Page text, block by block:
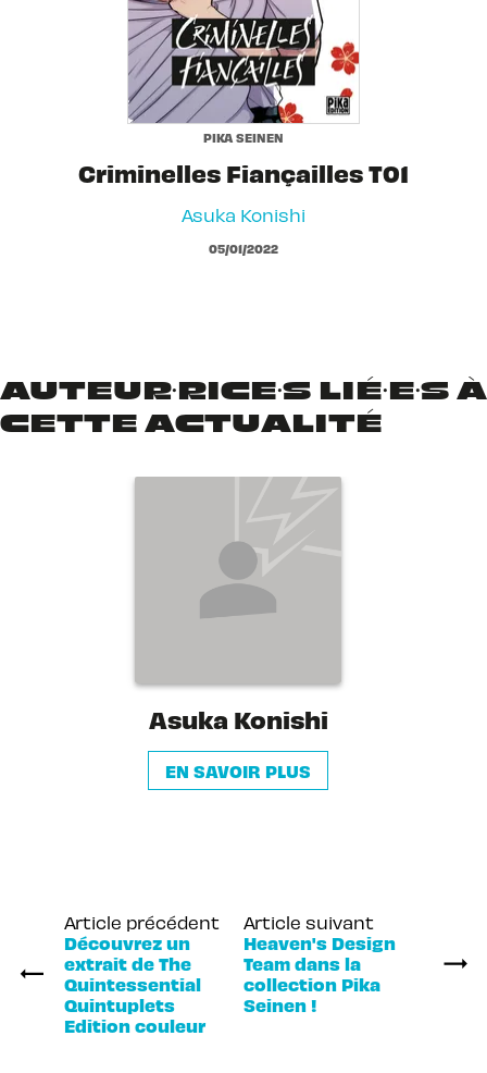
PIKA SEINEN
Criminelles Fiançailles T01
Asuka Konishi
05/01/2022
AUTEUR·RICE·S LIÉ·E·S À
CETTE ACTUALITÉ
Asuka Konishi
EN SAVOIR PLUS
Article précédent
Découvrez un
extrait de The
Quintessential
Quintuplets
Edition couleur
Article suivant
Heaven's Design
Team dans la
collection Pika
Seinen !